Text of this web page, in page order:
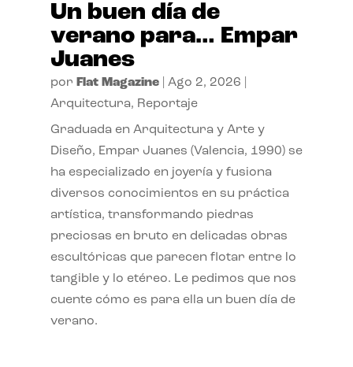
Un buen día de
verano para… Empar
Juanes
por Flat Magazine| Ago 2, 2026
Arquitectura, Reportaje
Graduada en Arquitectura y Arte y
Diseño, Empar Juanes (Valencia, 1990) se
ha especializado en joyería y fusiona
diversos conocimientos en su práctica
artística, transformando piedras
preciosas en bruto en delicadas obras
escultóricas que parecen flotar entre lo
tangible y lo etéreo. Le pedimos que nos
cuente cómo es para ella un buen día de
verano.